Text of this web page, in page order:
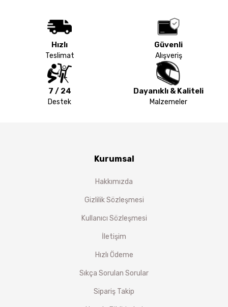
Hızlı
Teslimat
Güvenli
Alışveriş
7 / 24
Destek
Dayanıklı & Kaliteli
Malzemeler
Kurumsal
Hakkımızda
Gizlilik Sözleşmesi
Kullanıcı Sözleşmesi
İletişim
Hızlı Ödeme
Sıkça Sorulan Sorular
Sipariş Takip